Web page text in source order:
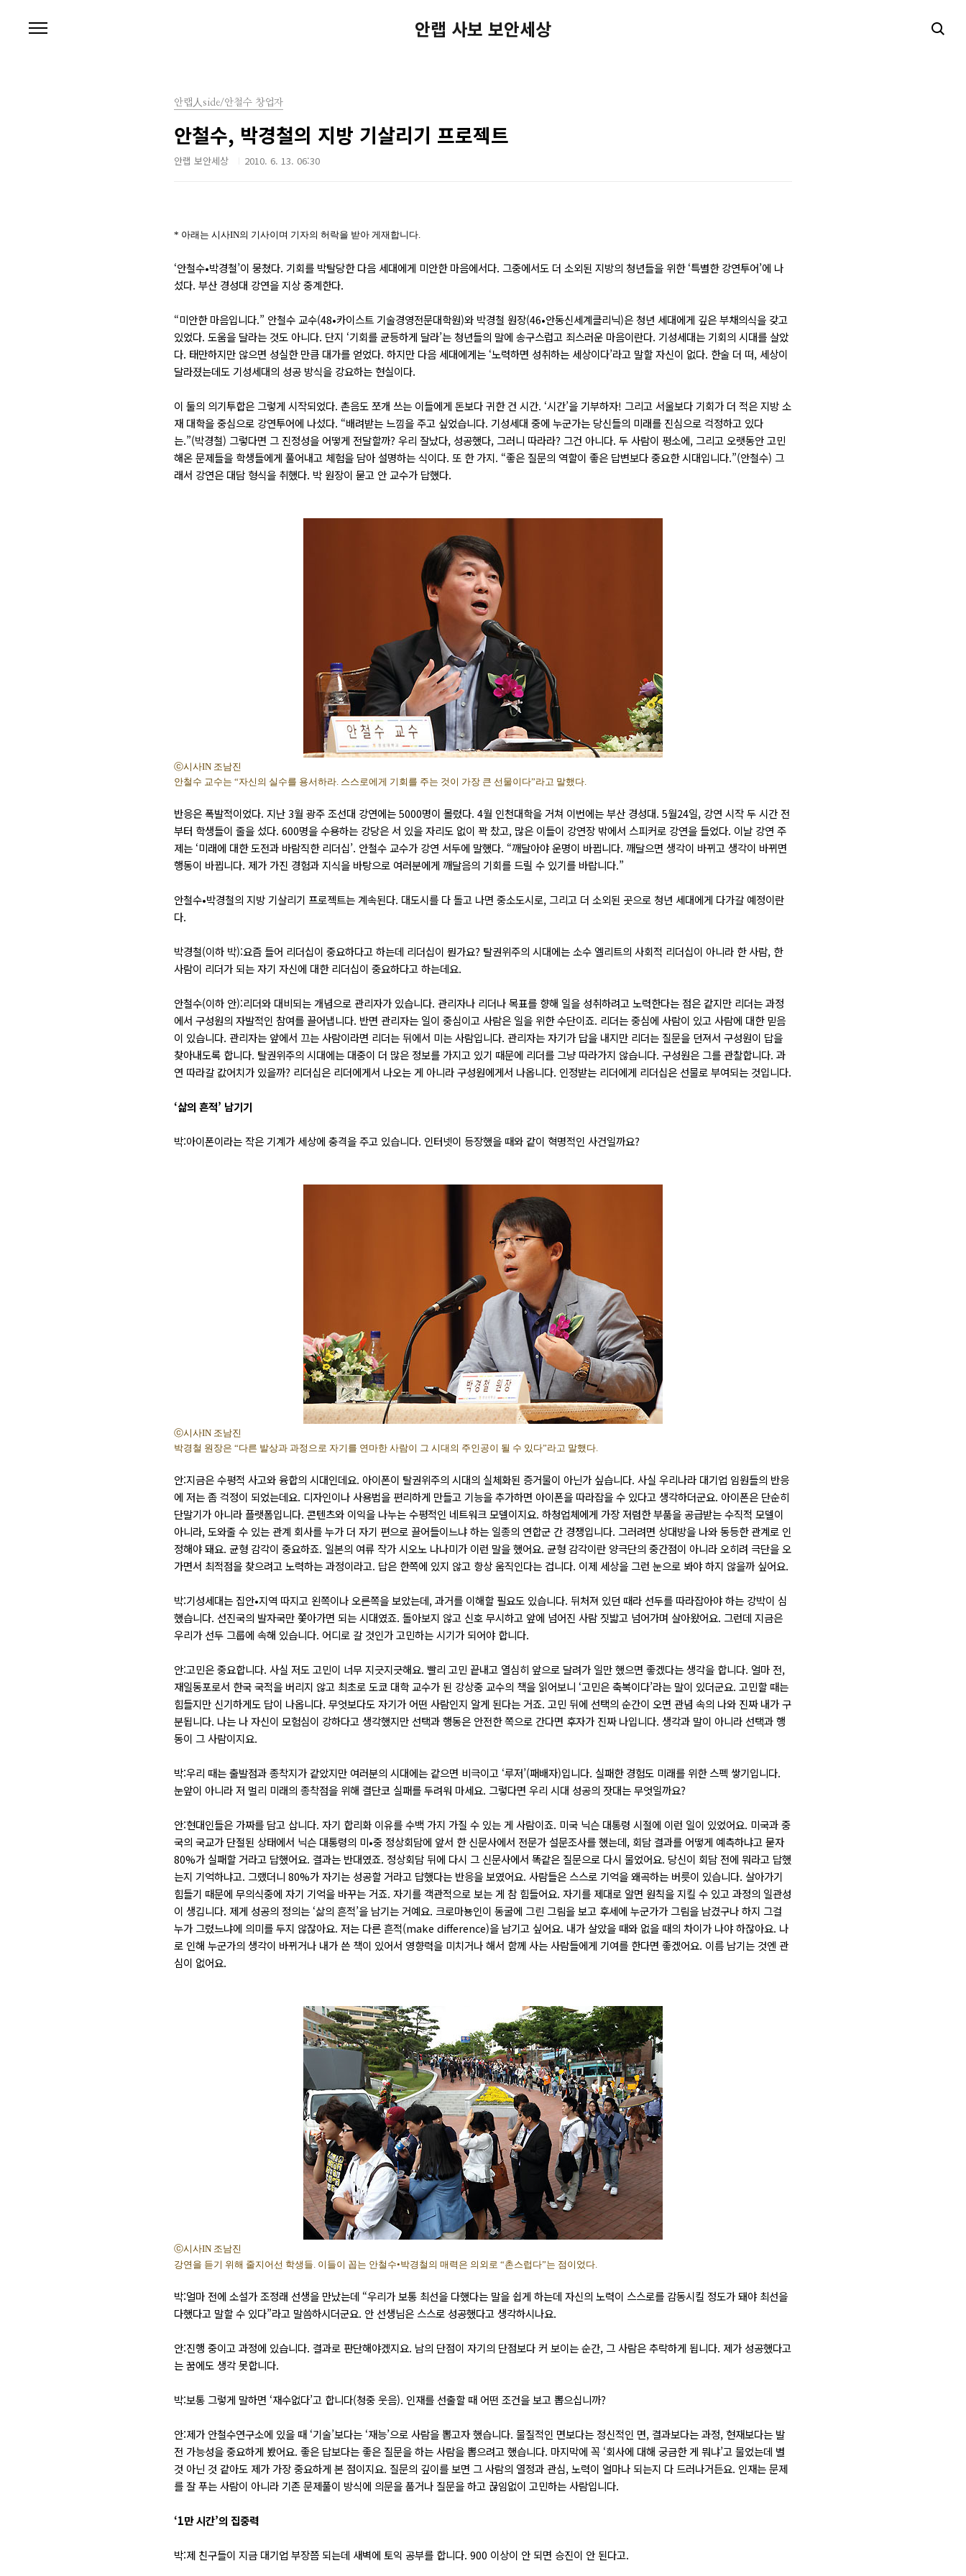
안랩 사보 보안세상
안랩人side/안철수 창업자
안철수, 박경철의 지방 기살리기 프로젝트
안랩 보안세상 2010. 6. 13. 06:30
* 아래는 시사IN의 기사이며 기자의 허락을 받아 게재합니다.
‘안철수•박경철’이 뭉쳤다. 기회를 박탈당한 다음 세대에게 미안한 마음에서다. 그중에서도 더 소외된 지방의 청년들을 위한 ‘특별한 강연투어’에 나
섰다. 부산 경성대 강연을 지상 중계한다.
“미안한 마음입니다.” 안철수 교수(48•카이스트 기술경영전문대학원)와 박경철 원장(46•안동신세계클리닉)은 청년 세대에게 깊은 부채의식을 갖고
있었다. 도움을 달라는 것도 아니다. 단지 ‘기회를 균등하게 달라’는 청년들의 말에 송구스럽고 죄스러운 마음이란다. 기성세대는 기회의 시대를 살았
다. 태만하지만 않으면 성실한 만큼 대가를 얻었다. 하지만 다음 세대에게는 ‘노력하면 성취하는 세상이다’라고 말할 자신이 없다. 한술 더 떠, 세상이
달라졌는데도 기성세대의 성공 방식을 강요하는 현실이다.
이 둘의 의기투합은 그렇게 시작되었다. 촌음도 쪼개 쓰는 이들에게 돈보다 귀한 건 시간. ‘시간’을 기부하자! 그리고 서울보다 기회가 더 적은 지방 소
재 대학을 중심으로 강연투어에 나섰다. “배려받는 느낌을 주고 싶었습니다. 기성세대 중에 누군가는 당신들의 미래를 진심으로 걱정하고 있다
는.”(박경철) 그렇다면 그 진정성을 어떻게 전달할까? 우리 잘났다, 성공했다, 그러니 따라라? 그건 아니다. 두 사람이 평소에, 그리고 오랫동안 고민
해온 문제들을 학생들에게 풀어내고 체험을 담아 설명하는 식이다. 또 한 가지. “좋은 질문의 역할이 좋은 답변보다 중요한 시대입니다.”(안철수) 그
래서 강연은 대담 형식을 취했다. 박 원장이 묻고 안 교수가 답했다.
ⓒ시사IN 조남진
안철수 교수는 “자신의 실수를 용서하라. 스스로에게 기회를 주는 것이 가장 큰 선물이다”라고 말했다.
반응은 폭발적이었다. 지난 3월 광주 조선대 강연에는 5000명이 몰렸다. 4월 인천대학을 거쳐 이번에는 부산 경성대. 5월24일, 강연 시작 두 시간 전
부터 학생들이 줄을 섰다. 600명을 수용하는 강당은 서 있을 자리도 없이 꽉 찼고, 많은 이들이 강연장 밖에서 스피커로 강연을 들었다. 이날 강연 주
제는 ‘미래에 대한 도전과 바람직한 리더십’. 안철수 교수가 강연 서두에 말했다. “깨달아야 운명이 바뀝니다. 깨달으면 생각이 바뀌고 생각이 바뀌면
행동이 바뀝니다. 제가 가진 경험과 지식을 바탕으로 여러분에게 깨달음의 기회를 드릴 수 있기를 바랍니다.”
안철수•박경철의 지방 기살리기 프로젝트는 계속된다. 대도시를 다 돌고 나면 중소도시로, 그리고 더 소외된 곳으로 청년 세대에게 다가갈 예정이란
다.
박경철(이하 박):요즘 들어 리더십이 중요하다고 하는데 리더십이 뭔가요? 탈권위주의 시대에는 소수 엘리트의 사회적 리더십이 아니라 한 사람, 한
사람이 리더가 되는 자기 자신에 대한 리더십이 중요하다고 하는데요.
안철수(이하 안):리더와 대비되는 개념으로 관리자가 있습니다. 관리자나 리더나 목표를 향해 일을 성취하려고 노력한다는 점은 같지만 리더는 과정
에서 구성원의 자발적인 참여를 끌어냅니다. 반면 관리자는 일이 중심이고 사람은 일을 위한 수단이죠. 리더는 중심에 사람이 있고 사람에 대한 믿음
이 있습니다. 관리자는 앞에서 끄는 사람이라면 리더는 뒤에서 미는 사람입니다. 관리자는 자기가 답을 내지만 리더는 질문을 던져서 구성원이 답을
찾아내도록 합니다. 탈권위주의 시대에는 대중이 더 많은 정보를 가지고 있기 때문에 리더를 그냥 따라가지 않습니다. 구성원은 그를 관찰합니다. 과
연 따라갈 값어치가 있을까? 리더십은 리더에게서 나오는 게 아니라 구성원에게서 나옵니다. 인정받는 리더에게 리더십은 선물로 부여되는 것입니다.
‘삶의 흔적’ 남기기
박:아이폰이라는 작은 기계가 세상에 충격을 주고 있습니다. 인터넷이 등장했을 때와 같이 혁명적인 사건일까요?
ⓒ시사IN 조남진
박경철 원장은 “다른 발상과 과정으로 자기를 연마한 사람이 그 시대의 주인공이 될 수 있다”라고 말했다.
안:지금은 수평적 사고와 융합의 시대인데요. 아이폰이 탈권위주의 시대의 실체화된 증거물이 아닌가 싶습니다. 사실 우리나라 대기업 임원들의 반응
에 저는 좀 걱정이 되었는데요. 디자인이나 사용법을 편리하게 만들고 기능을 추가하면 아이폰을 따라잡을 수 있다고 생각하더군요. 아이폰은 단순히
단말기가 아니라 플랫폼입니다. 콘텐츠와 이익을 나누는 수평적인 네트워크 모델이지요. 하청업체에게 가장 저렴한 부품을 공급받는 수직적 모델이
아니라, 도와줄 수 있는 관계 회사를 누가 더 자기 편으로 끌어들이느냐 하는 일종의 연합군 간 경쟁입니다. 그러려면 상대방을 나와 동등한 관계로 인
정해야 돼요. 균형 감각이 중요하죠. 일본의 여류 작가 시오노 나나미가 이런 말을 했어요. 균형 감각이란 양극단의 중간점이 아니라 오히려 극단을 오
가면서 최적점을 찾으려고 노력하는 과정이라고. 답은 한쪽에 있지 않고 항상 움직인다는 겁니다. 이제 세상을 그런 눈으로 봐야 하지 않을까 싶어요.
박:기성세대는 집안•지역 따지고 왼쪽이나 오른쪽을 보았는데, 과거를 이해할 필요도 있습니다. 뒤처져 있던 때라 선두를 따라잡아야 하는 강박이 심
했습니다. 선진국의 발자국만 쫓아가면 되는 시대였죠. 돌아보지 않고 신호 무시하고 앞에 넘어진 사람 짓밟고 넘어가며 살아왔어요. 그런데 지금은
우리가 선두 그룹에 속해 있습니다. 어디로 갈 것인가 고민하는 시기가 되어야 합니다.
안:고민은 중요합니다. 사실 저도 고민이 너무 지긋지긋해요. 빨리 고민 끝내고 열심히 앞으로 달려가 일만 했으면 좋겠다는 생각을 합니다. 얼마 전,
재일동포로서 한국 국적을 버리지 않고 최초로 도쿄 대학 교수가 된 강상중 교수의 책을 읽어보니 ‘고민은 축복이다’라는 말이 있더군요. 고민할 때는
힘들지만 신기하게도 답이 나옵니다. 무엇보다도 자기가 어떤 사람인지 알게 된다는 거죠. 고민 뒤에 선택의 순간이 오면 관념 속의 나와 진짜 내가 구
분됩니다. 나는 나 자신이 모험심이 강하다고 생각했지만 선택과 행동은 안전한 쪽으로 간다면 후자가 진짜 나입니다. 생각과 말이 아니라 선택과 행
동이 그 사람이지요.
박:우리 때는 출발점과 종착지가 같았지만 여러분의 시대에는 같으면 비극이고 ‘루저’(패배자)입니다. 실패한 경험도 미래를 위한 스펙 쌓기입니다.
눈앞이 아니라 저 멀리 미래의 종착점을 위해 결단코 실패를 두려워 마세요. 그렇다면 우리 시대 성공의 잣대는 무엇일까요?
안:현대인들은 가짜를 담고 삽니다. 자기 합리화 이유를 수백 가지 가질 수 있는 게 사람이죠. 미국 닉슨 대통령 시절에 이런 일이 있었어요. 미국과 중
국의 국교가 단절된 상태에서 닉슨 대통령의 미•중 정상회담에 앞서 한 신문사에서 전문가 설문조사를 했는데, 회담 결과를 어떻게 예측하냐고 묻자
80%가 실패할 거라고 답했어요. 결과는 반대였죠. 정상회담 뒤에 다시 그 신문사에서 똑같은 질문으로 다시 물었어요. 당신이 회담 전에 뭐라고 답했
는지 기억하냐고. 그랬더니 80%가 자기는 성공할 거라고 답했다는 반응을 보였어요. 사람들은 스스로 기억을 왜곡하는 버릇이 있습니다. 살아가기
힘들기 때문에 무의식중에 자기 기억을 바꾸는 거죠. 자기를 객관적으로 보는 게 참 힘들어요. 자기를 제대로 알면 원칙을 지킬 수 있고 과정의 일관성
이 생깁니다. 제게 성공의 정의는 ‘삶의 흔적’을 남기는 거예요. 크로마뇽인이 동굴에 그린 그림을 보고 후세에 누군가가 그림을 남겼구나 하지 그걸
누가 그렸느냐에 의미를 두지 않잖아요. 저는 다른 흔적(make difference)을 남기고 싶어요. 내가 살았을 때와 없을 때의 차이가 나야 하잖아요. 나
로 인해 누군가의 생각이 바뀌거나 내가 쓴 책이 있어서 영향력을 미치거나 해서 함께 사는 사람들에게 기여를 한다면 좋겠어요. 이름 남기는 것엔 관
심이 없어요.
ⓒ시사IN 조남진
강연을 듣기 위해 줄지어선 학생들. 이들이 꼽는 안철수•박경철의 매력은 의외로 “촌스럽다”는 점이었다.
박:얼마 전에 소설가 조정래 선생을 만났는데 “우리가 보통 최선을 다했다는 말을 쉽게 하는데 자신의 노력이 스스로를 감동시킬 정도가 돼야 최선을
다했다고 말할 수 있다”라고 말씀하시더군요. 안 선생님은 스스로 성공했다고 생각하시나요.
안:진행 중이고 과정에 있습니다. 결과로 판단해야겠지요. 남의 단점이 자기의 단점보다 커 보이는 순간, 그 사람은 추락하게 됩니다. 제가 성공했다고
는 꿈에도 생각 못합니다.
박:보통 그렇게 말하면 ‘재수없다’고 합니다(청중 웃음). 인재를 선출할 때 어떤 조건을 보고 뽑으십니까?
안:제가 안철수연구소에 있을 때 ‘기술’보다는 ‘재능’으로 사람을 뽑고자 했습니다. 물질적인 면보다는 정신적인 면, 결과보다는 과정, 현재보다는 발
전 가능성을 중요하게 봤어요. 좋은 답보다는 좋은 질문을 하는 사람을 뽑으려고 했습니다. 마지막에 꼭 ‘회사에 대해 궁금한 게 뭐냐’고 물었는데 별
것 아닌 것 같아도 제가 가장 중요하게 본 점이지요. 질문의 깊이를 보면 그 사람의 열정과 관심, 노력이 얼마나 되는지 다 드러나거든요. 인재는 문제
를 잘 푸는 사람이 아니라 기존 문제풀이 방식에 의문을 품거나 질문을 하고 끊임없이 고민하는 사람입니다.
‘1만 시간’의 집중력
박:제 친구들이 지금 대기업 부장쯤 되는데 새벽에 토익 공부를 합니다. 900 이상이 안 되면 승진이 안 된다고.